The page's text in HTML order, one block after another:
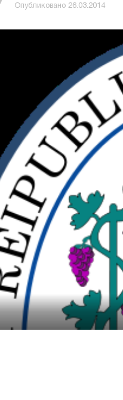
Опубликовано 26.03.2014